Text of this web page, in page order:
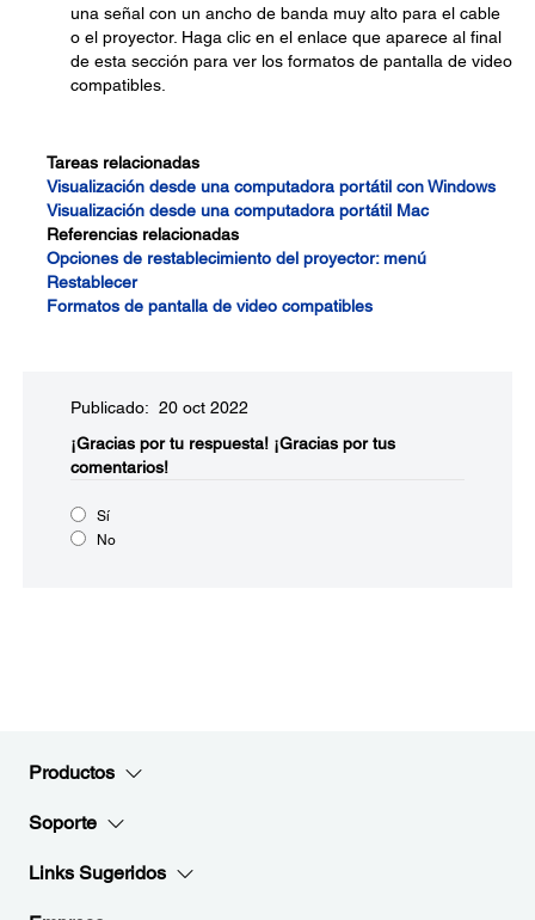
una señal con un ancho de banda muy alto para el cable
o el proyector. Haga clic en el enlace que aparece al final
de esta sección para ver los formatos de pantalla de video
compatibles.
Tareas relacionadas
Visualización desde una computadora portátil con Windows
Visualización desde una computadora portátil Mac
Referencias relacionadas
Opciones de restablecimiento del proyector: menú
Restablecer
Formatos de pantalla de video compatibles
Publicado: 20 oct 2022
¡Gracias por tu respuesta! ¡Gracias por tus
comentarios!
Sí
No
Productos
Soporte
Links Sugeridos